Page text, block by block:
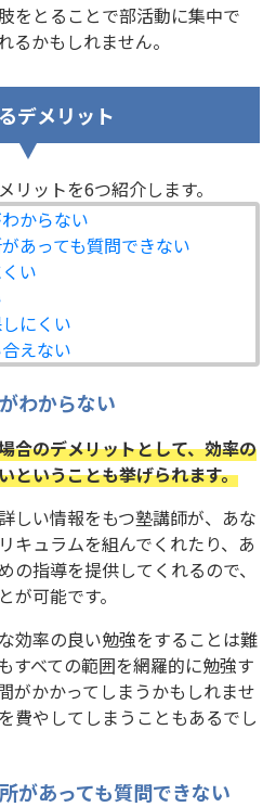
をとることで部活動に集中で
るかもしれません。
デメリット
ットを6つ紹介します。
からない
あっても質問できない
い
にくい
えない
わからない
合のデメリットとして、効率の
ということも挙げられます。
しい情報をもつ塾講師が、あな
キュラムを組んでくれたり、あ
の指導を提供してくれるので、
可能です。
効率の良い勉強をすることは難
すべての範囲を網羅的に勉強す
がかかってしまうかもしれませ
費やしてしまうこともあるでし
があっても質問できない